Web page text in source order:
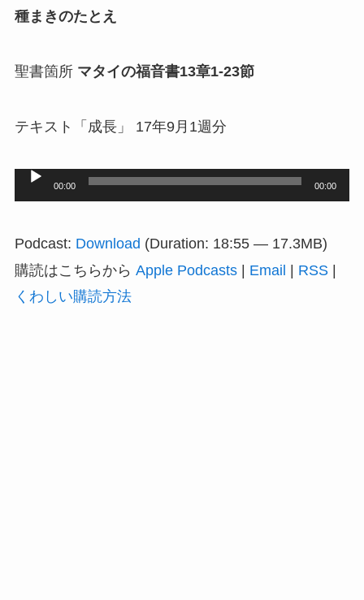
種まきのたとえ
聖書箇所 マタイの福音書13章1-23節
テキスト「成長」 17年9月1週分
レ
00:00 00:00
Podcast: Download (Duration: 18:55 — 17.3MB)
購読はこちらから Apple Podcasts| Email | RSS|
くわしい購読方法